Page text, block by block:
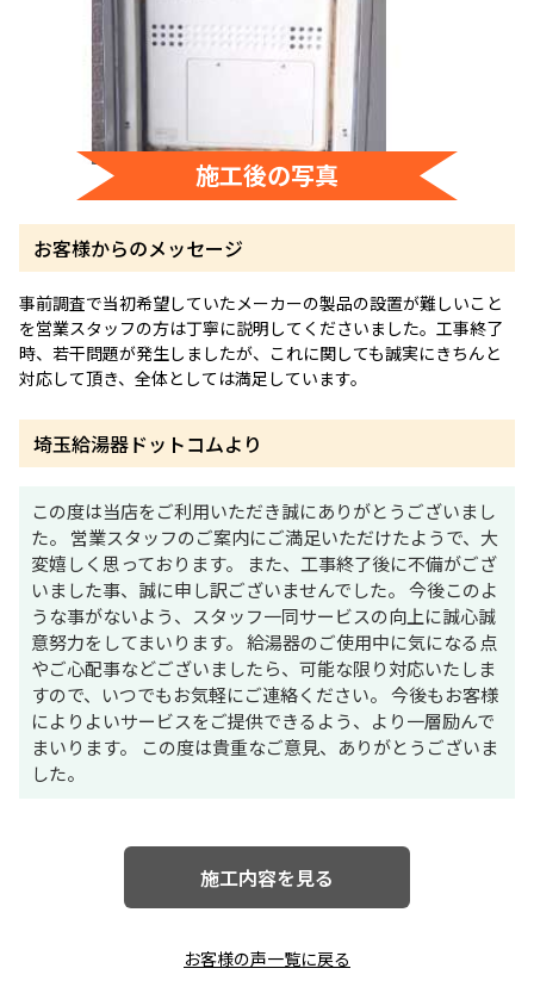
施工後の写真
お客様からのメッセージ
事前調査で当初希望していたメーカーの製品の設置が難しいこと
を営業スタッフの方は丁寧に説明してくださいました。工事終了
時、若干問題が発生しましたが、これに関しても誠実にきちんと
対応して頂き、全体としては満足しています。
埼玉給湯器ドットコムより
この度は当店をご利用いただき誠にありがとうございまし
た。 営業スタッフのご案内にご満足いただけたようで、大
変嬉しく思っております。 また、工事終了後に不備がござ
いました事、誠に申し訳ございませんでした。 今後このよ
うな事がないよう、スタッフ一同サービスの向上に誠心誠
意努力をしてまいります。 給湯器のご使用中に気になる点
やご心配事などございましたら、可能な限り対応いたしま
すので、いつでもお気軽にご連絡ください。 今後もお客様
によりよいサービスをご提供できるよう、より一層励んで
まいります。 この度は貴重なご意見、ありがとうございま
した。
施工内容を見る
お客様の声一覧に戻る